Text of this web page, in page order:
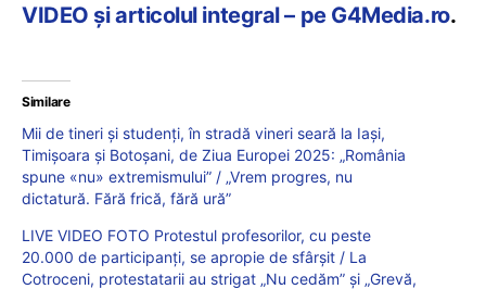
VIDEO și articolul integral – pe G4Media.ro.
Similare
Mii de tineri și studenți, în stradă vineri seară la Iași,
Timișoara și Botoșani, de Ziua Europei 2025: „România
spune «nu» extremismului” / „Vrem progres, nu
dictatură. Fără frică, fără ură”
LIVE VIDEO FOTO Protestul profesorilor, cu peste
20.000 de participanți, se apropie de sfârșit / La
Cotroceni, protestatarii au strigat „Nu cedăm” și „Grevă,